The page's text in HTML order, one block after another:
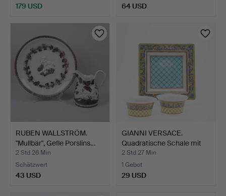
179 USD 64 USD
RUBEN WALLSTRÖM.
"Mullbär", Gefle Porslins…
2 Std 26 Min
Schätzwert
43 USD
GIANNI VERSACE.
Quadratische Schale mit
zw…
2 Std 27 Min
1 Gebot
29 USD